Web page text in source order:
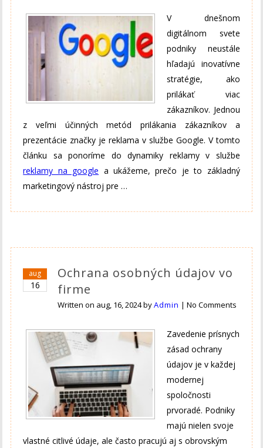
V dnešnom
digitálnom svete
podniky neustále
hľadajú inovatívne
stratégie, ako
prilákať viac
zákazníkov. Jednou
z veľmi účinných metód prilákania zákazníkov a
prezentácie značky je reklama v službe Google. V tomto
článku sa ponoríme do dynamiky reklamy v službe
reklamy na google a ukážeme, prečo je to základný
marketingový nástroj pre …
aug
16
Ochrana osobných údajov vo
firme
Written on aug, 16, 2024byAdmin |No Comments
Zavedenie prísnych
zásad ochrany
údajov je v každej
modernej
spoločnosti
prvoradé. Podniky
majú nielen svoje
vlastné citlivé údaje, ale často pracujú aj s obrovským